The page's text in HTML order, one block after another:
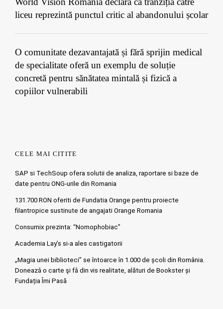
liceu reprezintă punctul critic al abandonului școlar
O comunitate dezavantajată și fără sprijin medical
de specialitate oferă un exemplu de soluție
concretă pentru sănătatea mintală și fizică a
copiilor vulnerabili
CELE MAI CITITE
SAP si TechSoup ofera solutii de analiza, raportare si baze de
date pentru ONG-urile din Romania
131.700 RON oferiti de Fundatia Orange pentru proiecte
filantropice sustinute de angajati Orange Romania
Consumix prezinta: “Nomophobiac”
Academia Lay’s si-a ales castigatorii
„Magia unei biblioteci” se întoarce în 1.000 de școli din România.
Doneazǎ o carte şi fǎ din vis realitate, alături de Bookster și
Fundația Îmi Pasă